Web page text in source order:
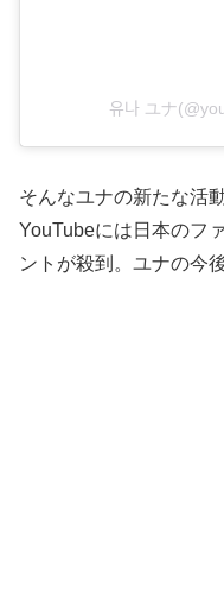
유나 ユナ
そんなユナの新たな活
YouTubeには日本のフ
ントが殺到。ユナの今